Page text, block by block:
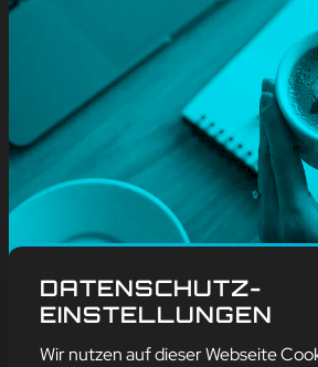
Blog, Weitere
KAFFEE
mehr erfahren
DATENSCHUTZ-
EINSTELLUNGEN
Wir nutzen auf dieser Webseite